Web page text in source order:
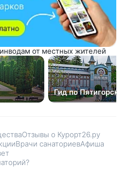
от местных жителей
Гид по Пятигорску
Отзывы о Курорт26.ру
Врачи санаториевАфиша